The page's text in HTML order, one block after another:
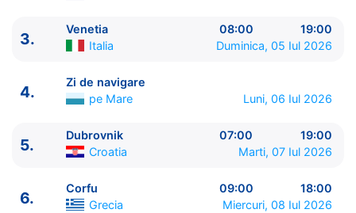
ITINERARIU
----------------------------------------
1. Brindisi Italia ⚓ - 18:00
3.
Venetia 08:00
19:00
Italia
Duminica, 05 Iul 2026
4.
Zi de navigare
pe Mare
Luni, 06 Iul 2026
5.
Dubrovnik 07:00
19:00
Croatia
Marti, 07 Iul 2026
6.
Corfu 09:00
18:00
Grecia
Miercuri, 08 Iul 2026